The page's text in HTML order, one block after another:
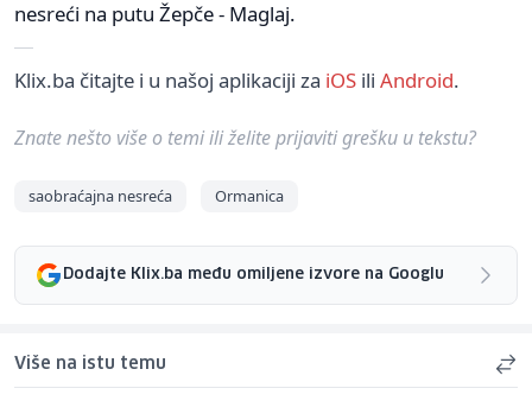
nesreći na putu Žepče - Maglaj.
Klix.ba čitajte i u našoj aplikaciji za iOS ili Android.
Znate nešto više o temi ili želite prijaviti grešku u tekstu?
saobraćajna nesreća Ormanica
Dodajte Klix.ba među omiljene izvore na Googlu
Više na istu temu